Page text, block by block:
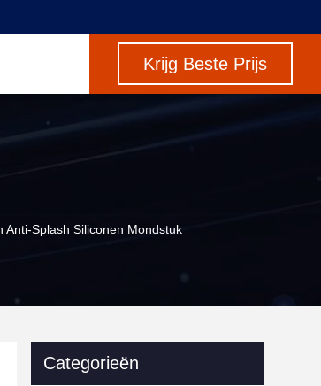
Krijg Beste Prijs
Anti-Splash Siliconen Mondstuk
Categorieën